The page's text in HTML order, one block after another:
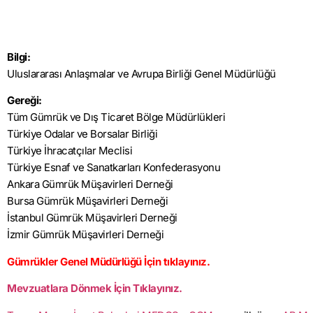
Bilgi:
Uluslararası Anlaşmalar ve Avrupa Birliği Genel Müdürlüğü
Gereği:
Tüm Gümrük ve Dış Ticaret Bölge Müdürlükleri
Türkiye Odalar ve Borsalar Birliği
Türkiye İhracatçılar Meclisi
Türkiye Esnaf ve Sanatkarları Konfederasyonu
Ankara Gümrük Müşavirleri Derneği
Bursa Gümrük Müşavirleri Derneği
İstanbul Gümrük Müşavirleri Derneği
İzmir Gümrük Müşavirleri Derneği
Gümrükler Genel Müdürlüğü İçin tıklayınız.
Mevzuatlara Dönmek İçin Tıklayınız.